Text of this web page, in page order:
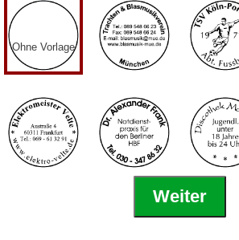
Ohne Vorlage
Weiter